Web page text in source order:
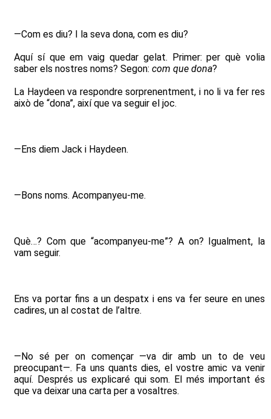
—Com es diu? I la seva dona, com es diu?
Aquí sí que em vaig quedar gelat. Primer: per què volia
saber els nostres noms? Segon: com que dona?
La Haydeen va respondre sorprenentment, i no li va fer res
això de “dona”, així que va seguir el joc.
—Ens diem Jack i Haydeen.
—Bons noms. Acompanyeu-me.
Què…? Com que “acompanyeu-me”? A on? Igualment, la
vam seguir.
Ens va portar fins a un despatx i ens va fer seure en unes
cadires, un al costat de l’altre.
—No sé per on començar —va dir amb un to de veu
preocupant—. Fa uns quants dies, el vostre amic va venir
aquí. Després us explicaré qui som. El més important és
que va deixar una carta per a vosaltres.